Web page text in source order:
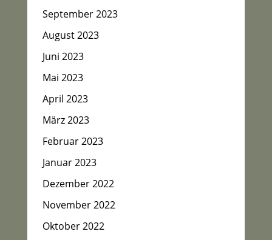
September 2023
August 2023
Juni 2023
Mai 2023
April 2023
März 2023
Februar 2023
Januar 2023
Dezember 2022
November 2022
Oktober 2022